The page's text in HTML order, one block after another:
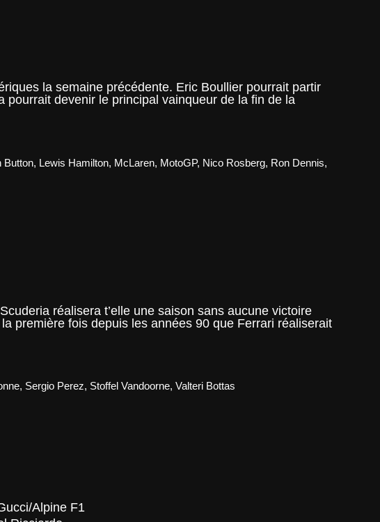
la semaine précédente. Eric Boullier pourrait partir
pourrait devenir le principal vainqueur de la fin de la
Button, Lewis Hamilton, McLaren, MotoGP, Nico Rosberg, Ron Dennis,
réalisera t’elle une saison sans aucune victoire
première fois depuis les années 90 que Ferrari réaliserait
, Sergio Perez, Stoffel Vandoorne,Valteri Bottas
Alpine F1